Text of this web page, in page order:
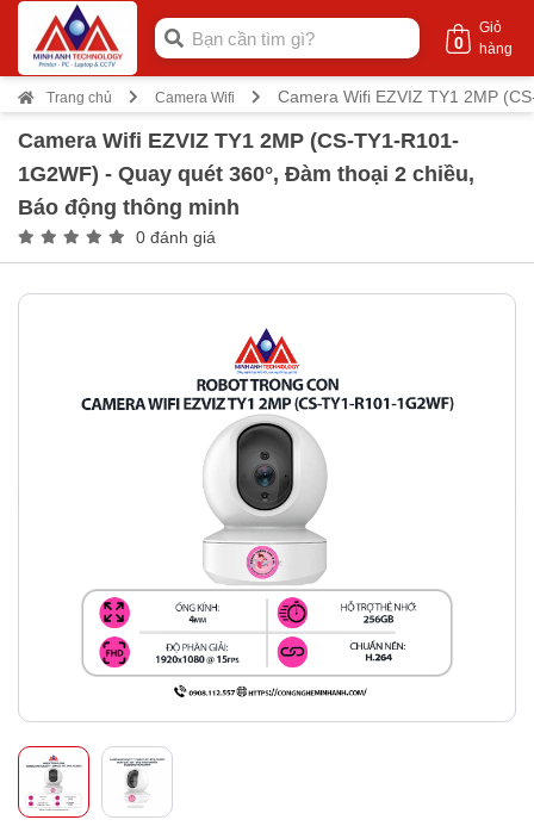
Giỏ
hàng
0
Trang chủ Camera Wifi Camera Wifi EZVIZ TY1 2MP
Camera Wifi EZVIZ TY1 2MP (CS-TY1-R101-
1G2WF) - Quay quét 360°, Đàm thoại 2 chiều,
Báo động thông minh
0 đánh giá